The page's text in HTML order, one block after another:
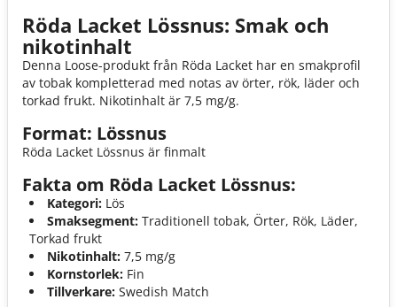
Röda Lacket Lössnus: Smak och
nikotinhalt
Denna Loose-produkt från Röda Lacket har en smakprofil
av tobak kompletterad med notas av örter, rök, läder och
torkad frukt. Nikotinhalt är 7,5 mg/g.
Format: Lössnus
Röda Lacket Lössnus är finmalt
Fakta om Röda Lacket Lössnus:
Kategori: Lös
Smaksegment: Traditionell tobak, Örter, Rök, Läder,
Torkad frukt
Nikotinhalt: 7,5 mg/g
Kornstorlek: Fin
Tillverkare: Swedish Match